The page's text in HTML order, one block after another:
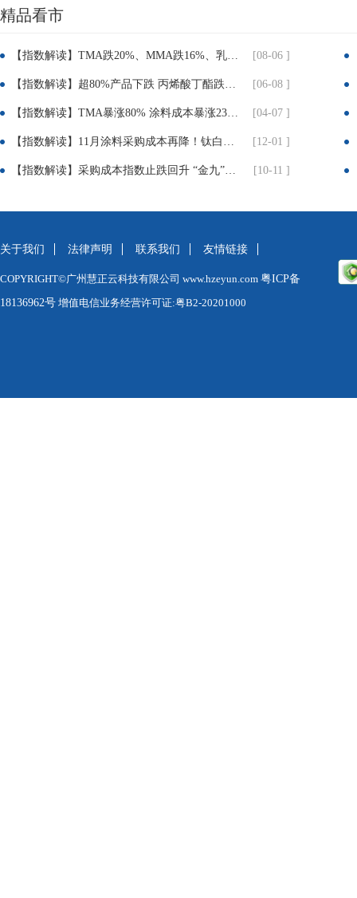
享：
精品看市
【指数解读】TMA跌20%、MMA跌16%、乳液跌8.7%！建筑、粉末涂料企业迎喘息窗口 [08-06 ]
【指数解读】超80%产品下跌 丙烯酸丁酯跌近25% TMP跌超30% 涂料成本压力迎实质性缓解 [06-08 ]
【指数解读】TMA暴涨80% 涂料成本暴涨23% 成本倒逼下 涂料企业集体提价3%-12% [04-07 ]
【指数解读】11月涂料采购成本再降！钛白粉疲软、丙烯酸暴跌近10%！ [12-01 ]
【指数解读】采购成本指数止跌回升 “金九”旺季初显积极信号 [10-11 ]
关于我们 法律声明 联系我们 友情链接
COPYRIGHT©广州慧正云科技有限公司 www.hzeyun.com 粤ICP备
18136962号 增值电信业务经营许可证:粤B2-20201000